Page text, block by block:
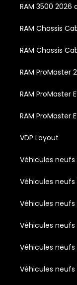
RAM 3500
RAM Chassis
RAM Chassis
RAM
RAM ProMaster
RAM ProMaster
VDP Layout
Véhicules neufs
Véhicules neufs
Véhicules neufs
Véhicules neufs
Véhicules neufs
Véhicules